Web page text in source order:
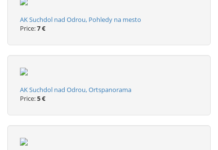
AK Suchdol nad Odrou, Pohledy na mesto
Price:7 €
AK Suchdol nad Odrou, Ortspanorama
Price:5 €